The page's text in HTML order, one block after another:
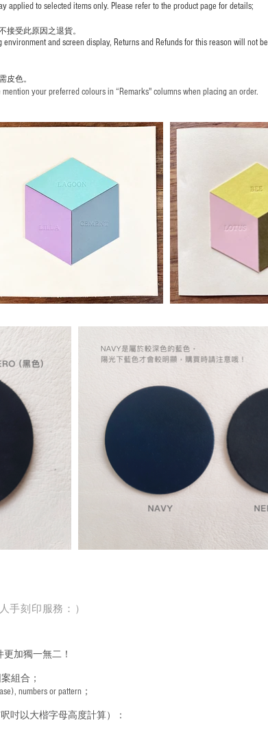
to selected items only. Please refer to the product page for details;
接受此原因之退貨。
and screen display, Returns and Refunds for this reason will not be
皮色。
your preferred colours in “Remarks" columns when placing an order.
手刻印服務：）
加獨一無二！
組合；
numbers or pattern；
呎吋以大楷字母高度計算）：